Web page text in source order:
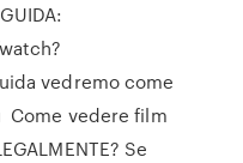
vedremo come
Come vedere film
Se